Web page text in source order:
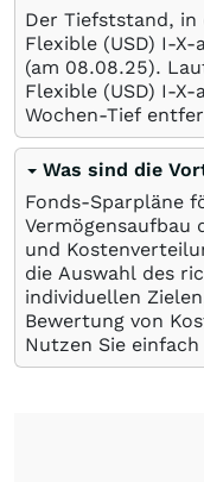
Der Tiefststand, in
Flexible (USD) I-
(am 08.08.25).
Flexible (USD) I-X-
Wochen-Tief
Was sind die
Fonds-Sparpläne
Vermögensaufbau
und
die Auswahl des
individuellen
Bewertung von
Nutzen Sie